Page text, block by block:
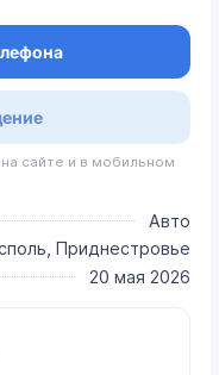
сайте и в мобильном
Авто
Приднестровье
20 мая 2026